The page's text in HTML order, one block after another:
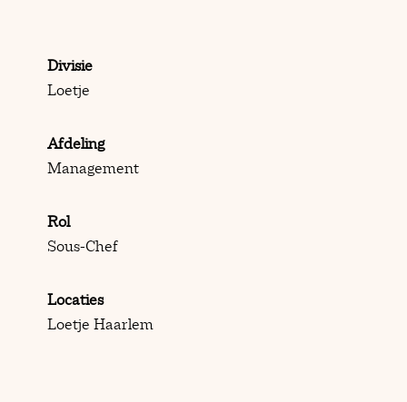
Divisie
Loetje
Afdeling
Management
Rol
Sous-Chef
Locaties
Loetje Haarlem